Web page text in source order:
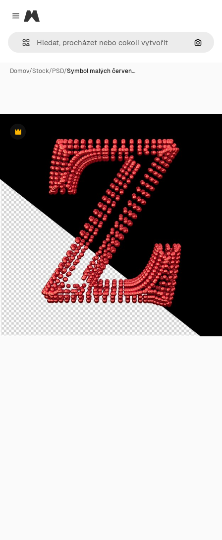
Close menu
Magnific
Hledat
Domov/Stock/PSD/Symbol malých červen…
Premium